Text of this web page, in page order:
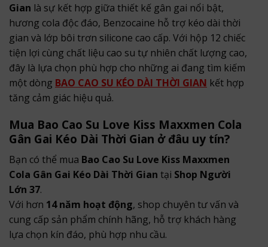
Gian là sự kết hợp giữa thiết kế gân gai nổi bật,
hương cola độc đáo, Benzocaine hỗ trợ kéo dài thời
gian và lớp bôi trơn silicone cao cấp. Với hộp 12 chiếc
tiện lợi cùng chất liệu cao su tự nhiên chất lượng cao,
đây là lựa chọn phù hợp cho những ai đang tìm kiếm
một dòng BAO CAO SU KÉO DÀI THỜI GIAN kết hợp
tăng cảm giác hiệu quả.
Mua Bao Cao Su Love Kiss Maxxmen Cola
Gân Gai Kéo Dài Thời Gian ở đâu uy tín?
Bạn có thể mua Bao Cao Su Love Kiss Maxxmen
Cola Gân Gai Kéo Dài Thời Gian tại Shop Người
Lớn 37.
Với hơn 14 năm hoạt động, shop chuyên tư vấn và
cung cấp sản phẩm chính hãng, hỗ trợ khách hàng
lựa chọn kín đáo, phù hợp nhu cầu.